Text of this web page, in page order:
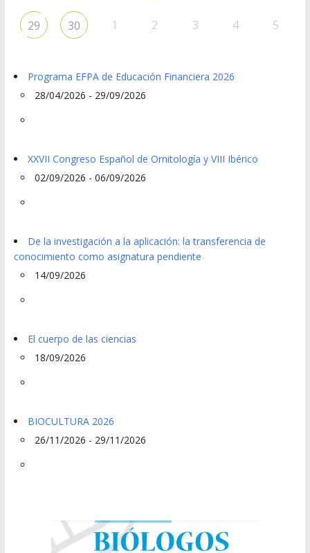
29 30 1 2 3 4 5
Programa EFPA de Educación Financiera 2026
28/04/2026 - 29/09/2026
XXVII Congreso Español de Ornitología y VIII Ibérico
02/09/2026 - 06/09/2026
De la investigación a la aplicación: la transferencia de
conocimiento como asignatura pendiente
14/09/2026
El cuerpo de las ciencias
18/09/2026
BIOCULTURA 2026
26/11/2026 - 29/11/2026